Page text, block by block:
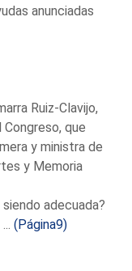
anunciadas
Ruiz-Clavijo,
que
y ministra de
y Memoria
adecuada?
...(Página9)